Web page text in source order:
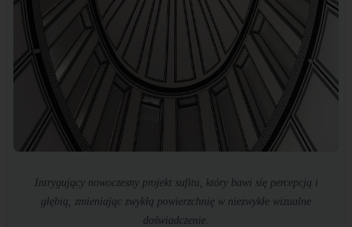
Intrygujący nowoczesny projekt sufitu, który bawi się percepcją i
głębią, zmieniając zwykłą powierzchnię w niezwykłe wizualne
doświadczenie.